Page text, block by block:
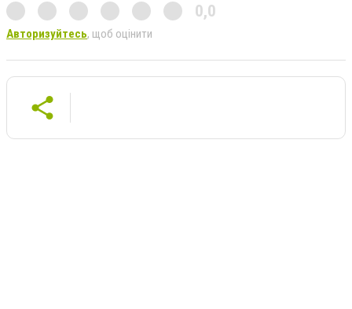
0,0
Авторизуйтесь, щоб оцінити